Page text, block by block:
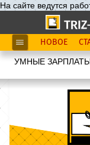
На сайте ведутся
НОВОЕ
УМНЫЕ